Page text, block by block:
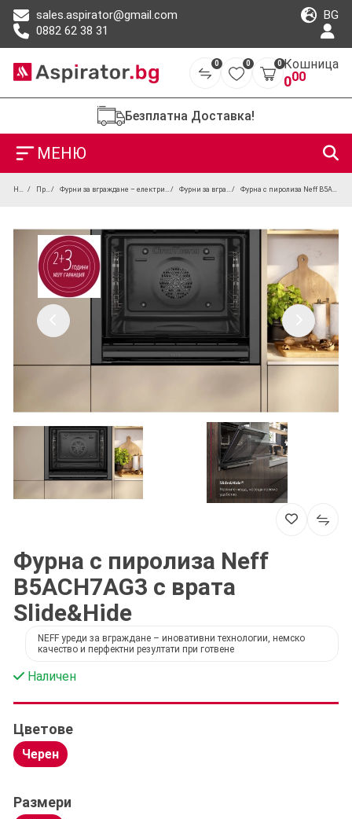
sales.aspirator@gmail.com
0882 62 38 31
BG
Безплатна Доставка!
0 0 0 Кошница
000
МЕНЮ
Начало Продукти Фурни за вграждане – електрически, парни и пиролитични Фурни за вграждане на 60 см Фурна с пиролиза Neff B5ACH7AG3 с врата Slide&Hide
Фурна с пиролиза Neff
B5ACH7AG3 с врата
Slide&Hide
NEFF уреди за вграждане – иновативни технологии, немско
качество и перфектни резултати при готвене
Наличен
Цветове
Черен
Размери